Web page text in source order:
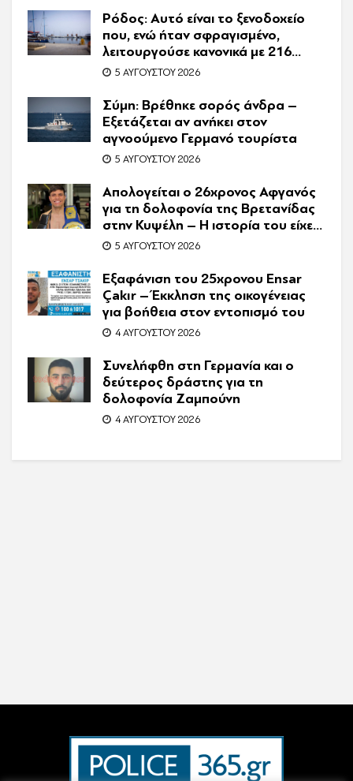
Ρόδος: Αυτό είναι το ξενοδοχείο
που, ενώ ήταν σφραγισμένο,
λειτουργούσε κανονικά με 216
πελάτες – Συνελήφθη η
5 ΑΥΓΟΎΣΤΟΥ 2026
Σύμη: Βρέθηκε σορός άνδρα –
Εξετάζεται αν ανήκει στον
αγνοούμενο Γερμανό τουρίστα
5 ΑΥΓΟΎΣΤΟΥ 2026
Απολογείται ο 26χρονος Αφγανός
για τη δολοφονία της Βρετανίδας
στην Κυψέλη – Η ιστορία του είχε
γίνει ντοκιμαντέρ
5 ΑΥΓΟΎΣΤΟΥ 2026
Εξαφάνιση του 25χρονου Ensar
Çakır – Έκκληση της οικογένειας
για βοήθεια στον εντοπισμό του
4 ΑΥΓΟΎΣΤΟΥ 2026
Συνελήφθη στη Γερμανία και ο
δεύτερος δράστης για τη
δολοφονία Ζαμπούνη
4 ΑΥΓΟΎΣΤΟΥ 2026